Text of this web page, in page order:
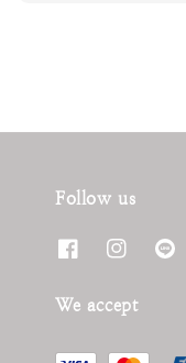
Follow us
We accept